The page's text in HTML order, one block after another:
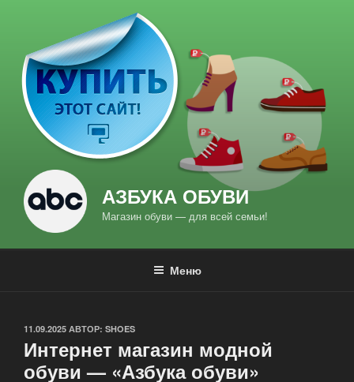
содержимому
АЗБУКА ОБУВИ
Магазин обуви — для всей семьи!
Меню
ОПУБЛИКОВАНО
11.09.2025 АВТОР: SHOES
Интернет магазин модной
обуви — «Азбука обуви»